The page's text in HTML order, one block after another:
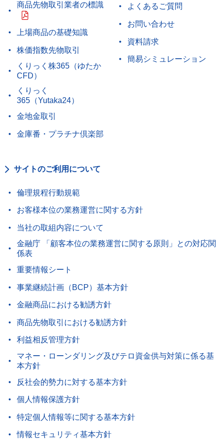
商品先物取引業者の標識
上場商品の基礎知識
株価指数先物取引
くりっく株365（ゆたか
CFD）
くりっく
365（Yutaka24）
金地金取引
金庫番・プラチナ倶楽部
よくあるご質問
お問い合わせ
資料請求
簡易シミュレーション
サイトのご利用について
倫理規程行動規範
お客様本位の業務運営に関する方針
当社の取組内容について
金融庁 「顧客本位の業務運営に関する原則」との対応関
係表
重要情報シート
事業継続計画（BCP）基本方針
金融商品における勧誘方針
商品先物取引における勧誘方針
利益相反管理方針
マネー・ローンダリング及びテロ資金供与対策に係る基
本方針
反社会的勢力に対する基本方針
個人情報保護方針
特定個人情報等に関する基本方針
情報セキュリティ基本方針